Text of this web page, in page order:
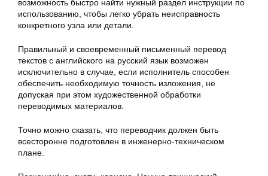
возможность быстро найти нужный раздел инструкции по
использованию, чтобы легко убрать неисправность
конкретного узла или детали.
Правильный и своевременный письменный перевод
текстов с английского на русский язык возможен
исключительно в случае, если исполнитель способен
обеспечить необходимую точность изложения, не
допуская при этом художественной обработки
переводимых материалов.
Точно можно сказать, что переводчик должен быть
всесторонне подготовлен в инженерно-техническом
плане.